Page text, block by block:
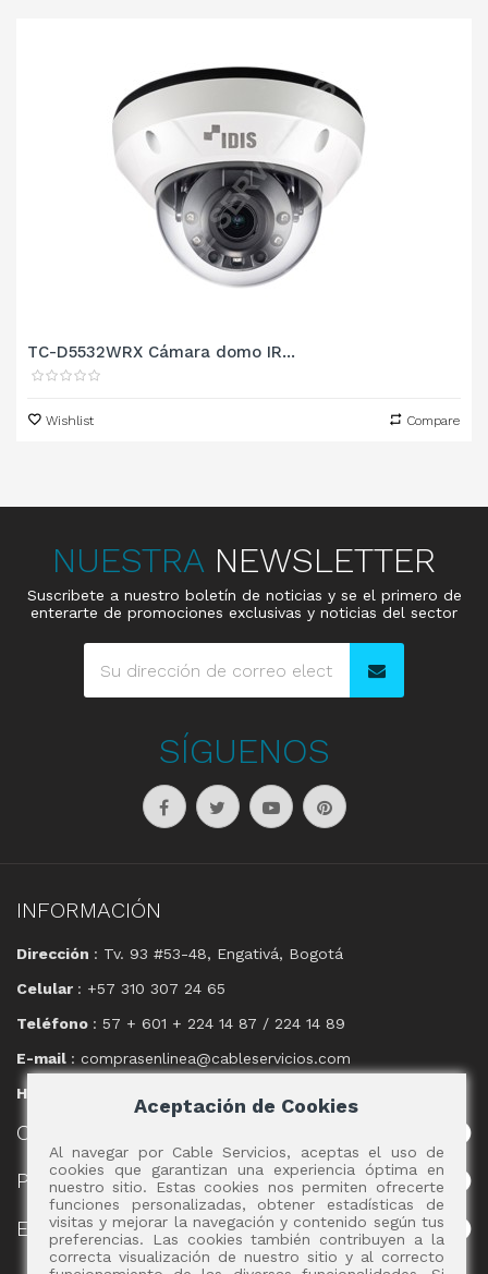
TC-D5532WRX Cámara domo IR...
Wishlist Compare
NUESTRA NEWSLETTER
Suscribete a nuestro boletín de noticias y se el primero de
enterarte de promociones exclusivas y noticias del sector
SÍGUENOS
INFORMACIÓN
Dirección : Tv. 93 #53-48, Engativá, Bogotá
Celular : +57 310 307 24 65
Teléfono : 57 + 601 + 224 14 87 / 224 14 89
E-mail : comprasenlinea@cableservicios.com
Horario
CABLE
POLÍTICAS
EVENTOS
Aceptación de Cookies
Al navegar por Cable Servicios, aceptas el uso de
cookies que garantizan una experiencia óptima en
nuestro sitio. Estas cookies nos permiten ofrecerte
funciones personalizadas, obtener estadísticas de
visitas y mejorar la navegación y contenido según tus
preferencias. Las cookies también contribuyen a la
correcta visualización de nuestro sitio y al correcto